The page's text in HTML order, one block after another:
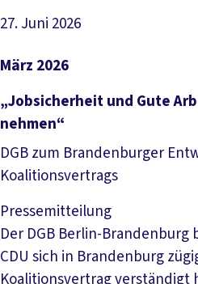
27. Juni 2026
Artikel lesen
März 2026
„Jobsicherheit und Gute
nehmen“
DGB zum Brandenburger
Koalitionsvertrags
Pressemitteilung
Der DGB Berlin-Brandenburg
CDU sich in Brandenburg
Koalitionsvertrag verständigt